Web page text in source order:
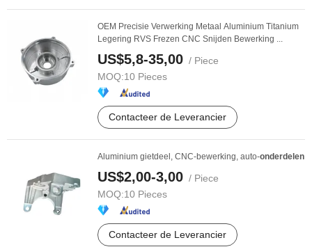
OEM Precisie Verwerking Metaal Aluminium Titanium
Legering RVS Frezen CNC Snijden Bewerking ...
US$5,8-35,00 / Piece
MOQ:10 Pieces
Contacteer de Leverancier
Aluminium gietdeel, CNC-bewerking, auto-onderdelen
US$2,00-3,00 / Piece
MOQ:10 Pieces
Contacteer de Leverancier